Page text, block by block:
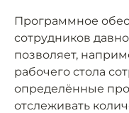
Программное
сотрудников
позволяет,
рабочего стола
определённые
отслеживать